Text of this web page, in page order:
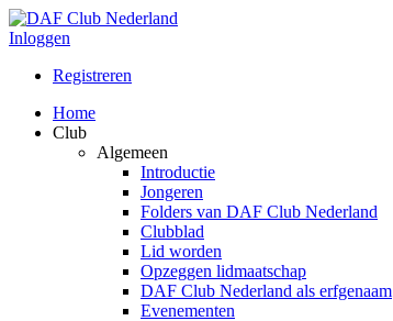
Inloggen
Registreren
Home
Club
Algemeen
Introductie
Jongeren
Folders van DAF Club Nederland
Clubblad
Lid worden
Opzeggen lidmaatschap
DAF Club Nederland als erfgenaam
Evenementen